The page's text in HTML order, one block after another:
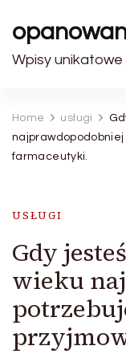
Wpisy unikatowe
Home usługi
farmaceutyki.
USŁUGI
Gdy
wieku